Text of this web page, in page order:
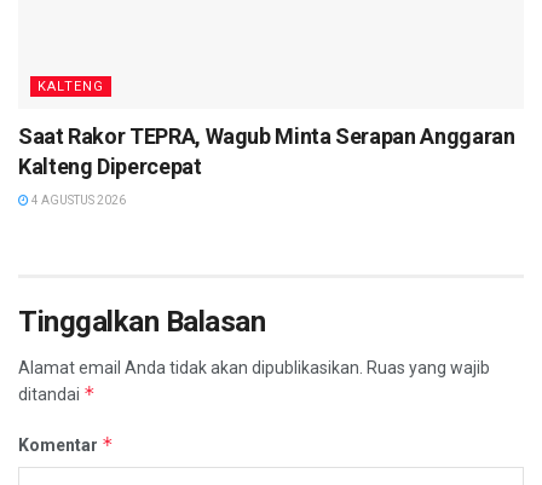
KALTENG
Saat Rakor TEPRA, Wagub Minta Serapan Anggaran
Kalteng Dipercepat
4 AGUSTUS 2026
Tinggalkan Balasan
Alamat email Anda tidak akan dipublikasikan. Ruas yang wajib
ditandai *
Komentar *